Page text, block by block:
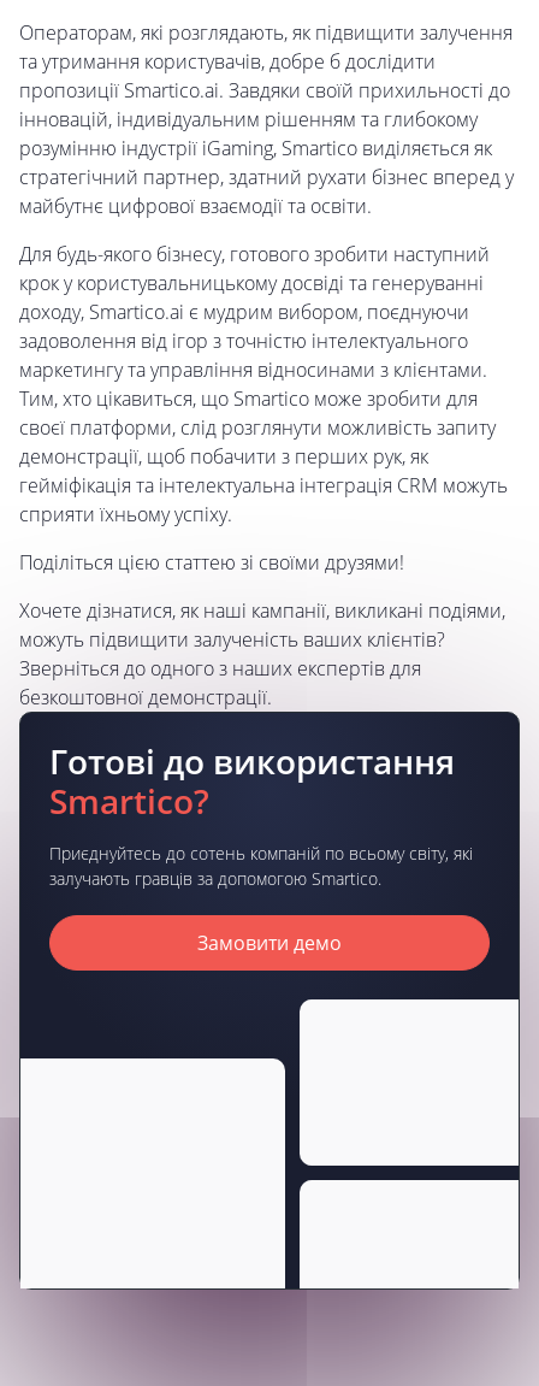
Операторам, які розглядають, як підвищити залучення
та утримання користувачів, добре б дослідити
пропозиції Smartico.ai. Завдяки своїй прихильності до
інновацій, індивідуальним рішенням та глибокому
розумінню індустрії iGaming, Smartico виділяється як
стратегічний партнер, здатний рухати бізнес вперед у
майбутнє цифрової взаємодії та освіти.
Для будь-якого бізнесу, готового зробити наступний
крок у користувальницькому досвіді та генеруванні
доходу, Smartico.ai є мудрим вибором, поєднуючи
задоволення від ігор з точністю інтелектуального
маркетингу та управління відносинами з клієнтами.
Тим, хто цікавиться, що Smartico може зробити для
своєї платформи, слід розглянути можливість запиту
демонстрації, щоб побачити з перших рук, як
гейміфікація та інтелектуальна інтеграція CRM можуть
сприяти їхньому успіху.
Поділіться цією статтею зі своїми друзями!
Хочете дізнатися, як наші кампанії, викликані подіями,
можуть підвищити залученість ваших клієнтів?
Зверніться до одного з наших експертів для
безкоштовної демонстрації.
Готові до використання
Smartico?
Приєднуйтесь до сотень компаній по всьому світу, які
залучають гравців за допомогою Smartico.
Замовити демо